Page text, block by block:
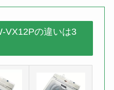
VX12Pの違いは3